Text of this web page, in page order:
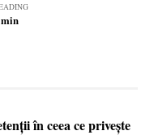
în ceea ce privește